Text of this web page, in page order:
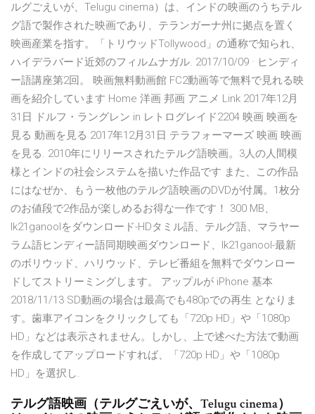
ルグごえいが、Telugu cinema）は、インドの映画のうちテル
グ語で製作された映画であり、テランガーナ州に拠点を置く
映画産業を指す。「トリウッドTollywood」の通称で知られ、
ハイデラバード近郊のフィルムナガル. 2017/10/09 · ヒンディ
ー語講座第2回。 映画無料動画館 FC2動画等で無料で見れる映
画を紹介しています Home 洋画 邦画 アニメ Link 2017年12月
31日 ドルフ・ラングレン in レトログレイド2204 映画 映画を
見る 動画を見る 2017年12月31日 テラフォーマーズ 映画 映画
を見る. 2010年にリリースされたテルグ語映画。3人の人間模
様とインドの社会システムを描いた作品です また、この作品
にはなぜか、もう一枚他のテルグ語映画のDVDが付属。1枚分
のお値段で2作品が楽しめるお得な一作です！ 300 MB、
lk21ganoolをダウンロード-HDタミル語、テルグ語、マラヤー
ラム語ヒンディー語同期映画ダウンロード、lk21ganool-最新
のボリウッド、ハリウッド、テレビ番組を無料でダウンロー
ドしてストリーミングします。 アップルが iPhone 基本
2018/11/13 SD動画の場合は最高でも480pでの再生 となりま
す。歯車アイコンをクリックしても「720p HD」や「1080p
HD」などは表示されません。しかし、上で述べた方法で動画
を作成してアップロードすれば、「720p HD」や「1080p
HD」を選択し.
テルグ語映画（テルグごえいが、Telugu cinema）